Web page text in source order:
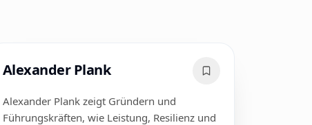
Alexander Plank
Alexander Plank zeigt Gründern und
Führungskräften, wie Leistung, Resilienz und